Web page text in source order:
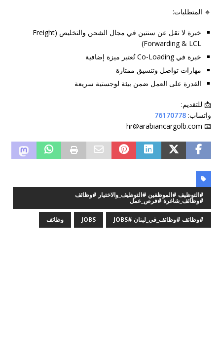
🔹 المتطلبات:
خبرة لا تقل عن سنتين في مجال الشحن والتخليص (Freight
Forwarding & LCL)
خبرة في Co-Loading تُعتبر ميزة إضافية
مهارات تواصل وتنسيق ممتازة
القدرة على العمل ضمن بيئة لوجستية سريعة
📩 للتقديم:
واتساب: 76170778
📧 hr@arabiancargolb.com
#التوظيف #الموظفين #التوظيف_والاختيار #وظائف
#وظائف_شاغرة #فرص_عمل
#وظائف #وظائف_في_لبنان #JOBS JOBS وظائف